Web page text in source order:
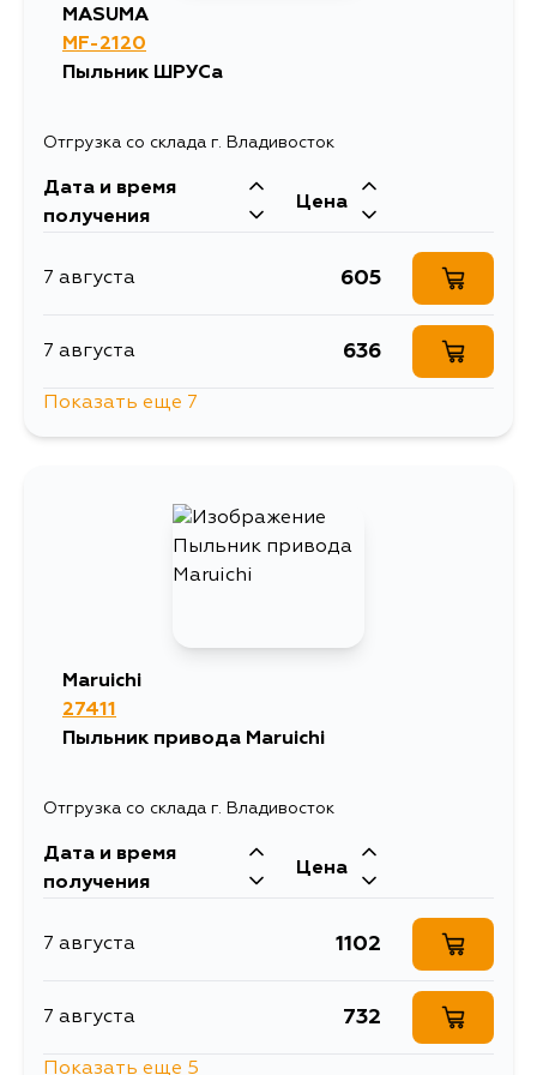
MASUMA
MF-2120
Пыльник ШРУСа
Отгрузка со склада г. Владивосток
Дата и время
получения
Цена
7 августа 605
7 августа 636
1352
26 августа
3 сентября 755
Показать еще 7
Maruichi
27411
Пыльник привода Maruichi
Отгрузка со склада г. Владивосток
Дата и время
получения
Цена
7 августа 1102
7 августа 732
Показать еще 5